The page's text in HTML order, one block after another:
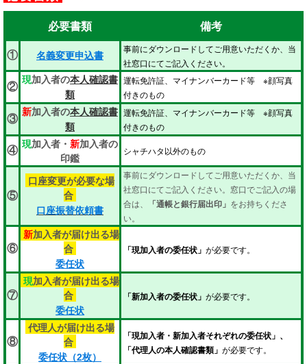
必要書類 備考
① 名義変更申込書
事前にダウンロードしてご用意いただくか、当
社窓口にてご記入ください。
②
現加入者の本人確認書
類
運転免許証、マイナンバーカード等 ※顔写真
付きのもの
③
新加入者の本人確認書
類
運転免許証、マイナンバーカード等 ※顔写真
付きのもの
④
現加入者・ 新加入者の
印鑑
シャチハタ以外のもの
⑤
口座変更が必要な場
合
口座振替依頼書
事前にダウンロードしてご用意いただくか、当
社窓口にてご記入ください。窓口でご記入の場
合は、
「通帳と銀行届出印」 をお持ちくださ
い。
⑥
新加入者が届け出る場
合
委任状
「現加入者の委任状」 が必要です。
⑦
現加入者が届け出る場
合
委任状
「新加入者の委任状」 が必要です。
⑧
代理人が届け出る場
合
委任状（2枚）
「現加入者・新加入者それぞれの委任状」、
「代理人の本人確認書類」 が必要です。